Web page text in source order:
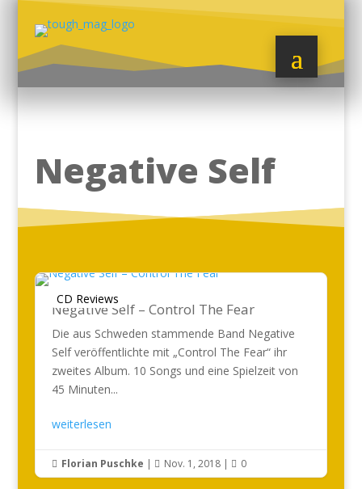
Negative Self
CD Reviews
Negative Self – Control The Fear
Die aus Schweden stammende Band Negative
Self veröffentlichte mit „Control The Fear“ ihr
zweites Album. 10 Songs und eine Spielzeit von
45 Minuten...
weiterlesen
 Florian Puschke |  Nov. 1, 2018|  0